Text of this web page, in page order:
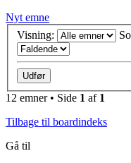
Nyt emne
Visning:
12 emner • Side 1 af 1
Tilbage til boardindeks
Gå til